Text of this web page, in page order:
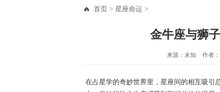
首页 > 星座命运 >
金牛座与狮
来源：未知 作者
在占星学的奇妙世界里，星座间的相互吸引